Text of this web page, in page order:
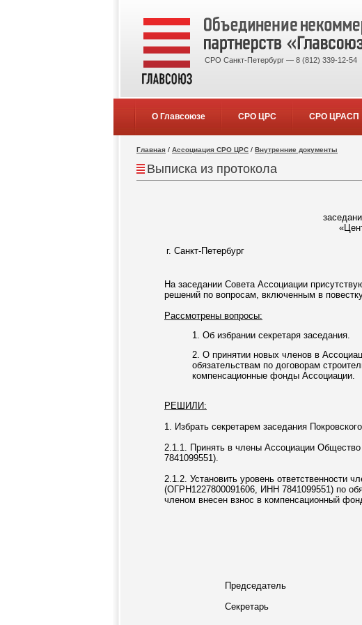
СРО Санкт-Петербург — 8 (812) 339-12-54
О Главсоюзе СРО ЦРС СРО ЦРАСП
Главная / Ассоциация СРО ЦРС / Внутренние документы
Выписка из протокола
г. Санкт-Петербург
На заседании Совета Ассоциации
решений по вопросам, включенным в
Рассмотрены вопросы:
1. Об избрании секретаря заседания.
2. О принятии новых членов в
обязательствам по договорам
компенсационные фонды Ассоциации.
РЕШИЛИ:
1. Избрать секретарем заседания
2.1.1. Принять в члены Ассоциации
7841099551).
2.1.2. Установить уровень ответственности
(ОГРН1227800091606, ИНН 7841099551) по
членом внесен взнос в компенсационный
Председатель
Секретарь